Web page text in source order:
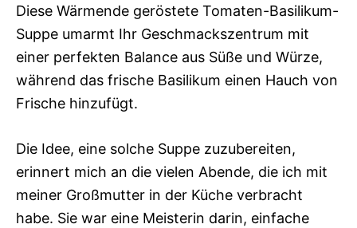
Diese Wärmende geröstete Tomaten-Basilikum-
Suppe umarmt Ihr Geschmackszentrum mit
einer perfekten Balance aus Süße und Würze,
während das frische Basilikum einen Hauch von
Frische hinzufügt.
Die Idee, eine solche Suppe zuzubereiten,
erinnert mich an die vielen Abende, die ich mit
meiner Großmutter in der Küche verbracht
habe. Sie war eine Meisterin darin, einfache